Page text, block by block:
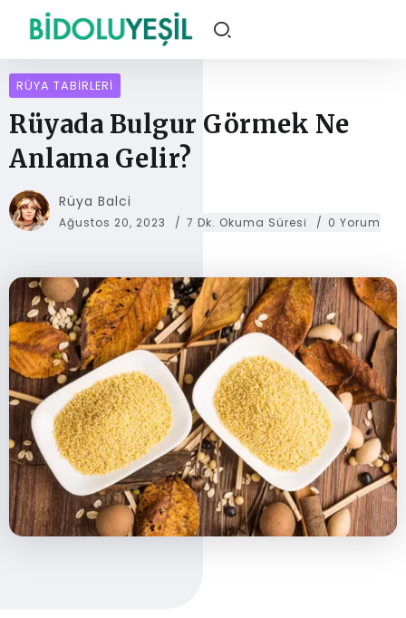
RÜYA TABIRLERI
Rüyada Bulgur Görmek Ne
Anlama Gelir?
Rüya Balci
Ağustos 20, 2023 7 Dk. Okuma Süresi 0 Yorum